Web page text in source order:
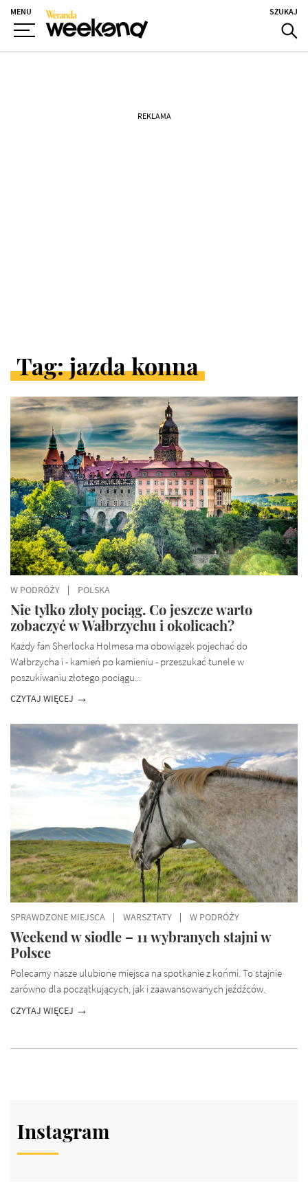
MENU SZUKAJ
REKLAMA
Tag: jazda konna
ARTYKUŁY
W
KATEGORII
W PODRÓŻY POLSKA
Nie tylko złoty pociąg. Co jeszcze warto
zobaczyć w Wałbrzychu i okolicach?
Każdy fan Sherlocka Holmesa ma obowiązek pojechać do
Wałbrzycha i - kamień po kamieniu - przeszukać tunele w
poszukiwaniu złotego pociągu...
CZYTAJ WIĘCEJ
SPRAWDZONE MIEJSCA WARSZTATY W PODRÓŻY
Weekend w siodle – 11 wybranych stajni w
Polsce
Polecamy nasze ulubione miejsca na spotkanie z końmi. To stajnie
zarówno dla początkujących, jak i zaawansowanych jeźdźców.
CZYTAJ WIĘCEJ
Instagram